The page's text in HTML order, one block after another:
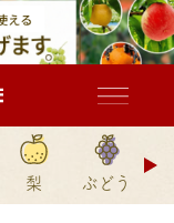
梨 ぶどう ド